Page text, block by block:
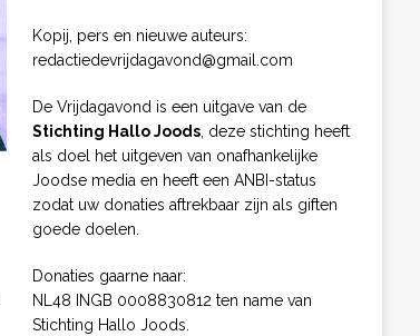
Kopij, pers en nieuwe auteurs:
redactiedevrijdagavond@gmail.com
De Vrijdagavond is een uitgave van de
Stichting Hallo Joods, deze stichting heeft
als doel het uitgeven van onafhankelijke
Joodse media en heeft een ANBI-status
zodat uw donaties aftrekbaar zijn als giften
goede doelen.
Donaties gaarne naar:
NL48 INGB 0008830812 ten name van
Stichting Hallo Joods.